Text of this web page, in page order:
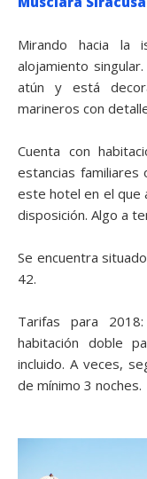
Mirando hacia la
alojamiento
atún y está
marineros con
Cuenta con
estancias familiares
este hotel en el que
disposición. Algo a
Se encuentra
42.
Tarifas para
habitación doble
incluido. A veces,
de mínimo 3 noches.